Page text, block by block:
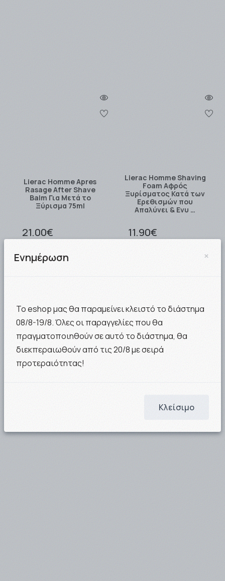
Lierac Homme Apres
Rasage After Shave
Balm Για Μετά το
Ξύρισμα 75ml
21.00€
ΣΤΟ ΚΑΛΑΘΙ
Lierac Homme Shaving
Foam Αφρός
Ξυρίσματος Κατά των
Ερεθισμών που
Απαλύνει & Ενυ …
11.90€
Ενημέρωση ×
Το eshop μας θα παραμείνει κλειστό το διάστημα
08/8-19/8. Όλες οι παραγγελίες που θα
πραγματοποιηθούν σε αυτό το διάστημα, θα
διεκπεραιωθούν από τις 20/8 με σειρά
προτεραιότητας!
Κλείσιμο